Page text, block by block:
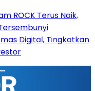
ROCK Terus Naik,
Digital, Tingkatkan